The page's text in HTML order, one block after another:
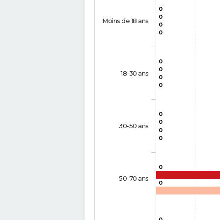
0
0
0
0
0
0
0
0
0
0
0
0
0
0
Moins de 18 ans
18-30 ans
30-50 ans
50-70 ans